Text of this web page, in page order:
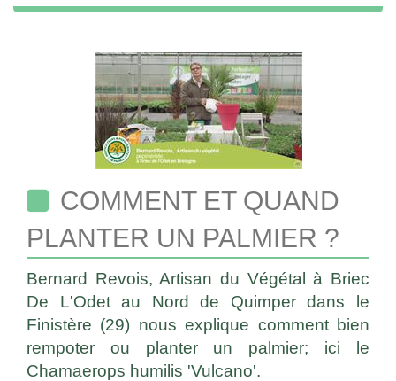
COMMENT ET QUAND
PLANTER UN PALMIER ?
Bernard Revois, Artisan du Végétal à Briec
De L'Odet au Nord de Quimper dans le
Finistère (29) nous explique comment bien
rempoter ou planter un palmier; ici le
Chamaerops humilis 'Vulcano'.